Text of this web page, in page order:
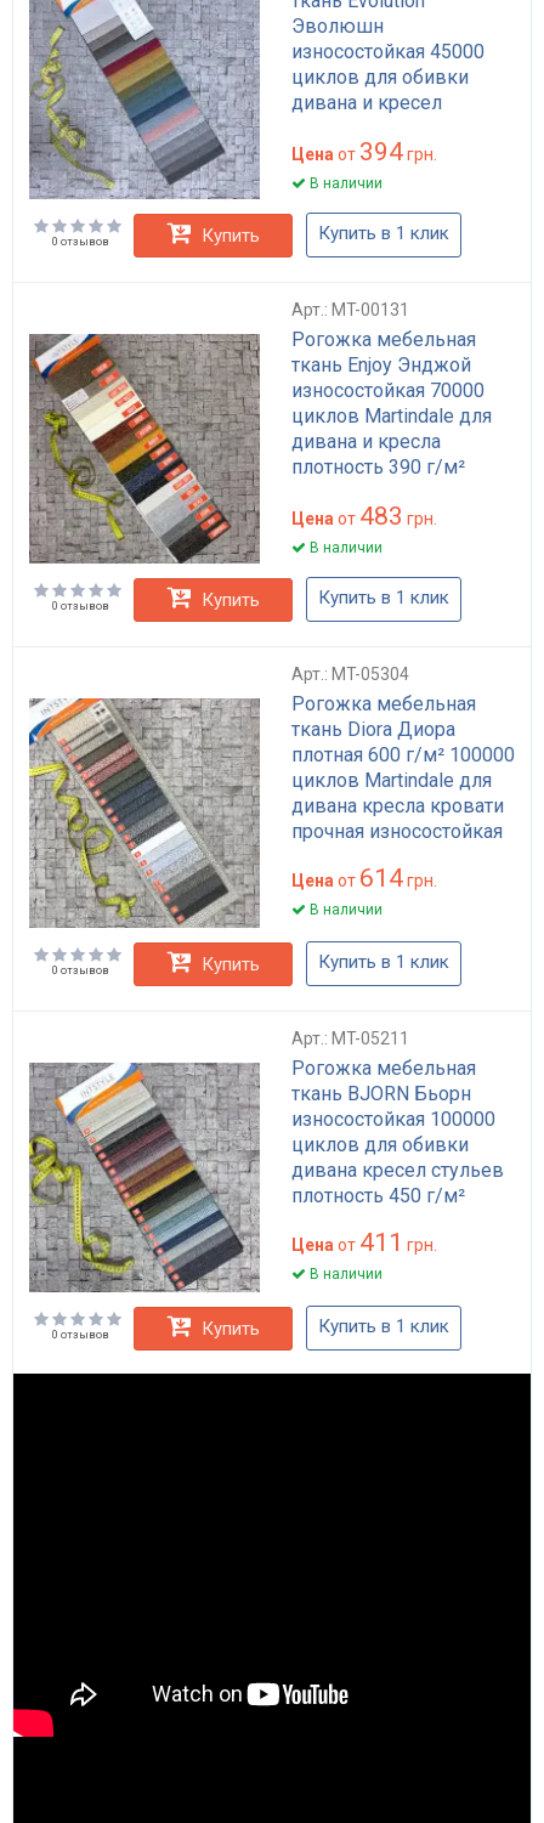
Эволюшн
износостойкая 45000
циклов для обивки
дивана и кресел
плотной текстурой
Цена от 394грн.
В наличии
0 отзывов Купить Купить в 1 клик
Арт.: MT-00131
Рогожка мебельная
ткань Enjoy Энджой
износостойкая 70000
циклов Martindale для
дивана и кресла
плотность 390 г/м²
водоотталкивающая
Цена от 483 грн.
В наличии
0 отзывов Купить Купить в 1 клик
Арт.: MT-05304
Рогожка мебельная
ткань Diora Диора
плотная 600 г/м² 100000
циклов Martindale для
дивана кресла кровати
прочная износостойкая
Цена от 614грн.
В наличии
0 отзывов Купить Купить в 1 клик
Арт.: MT-05211
Рогожка мебельная
ткань BJORN Бьорн
износостойкая 100000
циклов для обивки
дивана кресел стульев
плотность 450 г/м²
Цена от 411 грн.
В наличии
0 отзывов Купить Купить в 1 клик